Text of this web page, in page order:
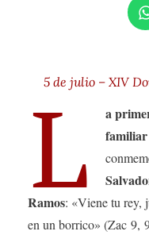
5 de julio – XIV
L
a
familiar
Ramos: «Viene tu rey,
en un borrico» (Zac 9,